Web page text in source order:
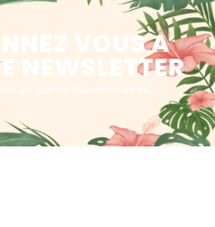
VOUS A
NEWSLETTER
un bon de réduction de 5€